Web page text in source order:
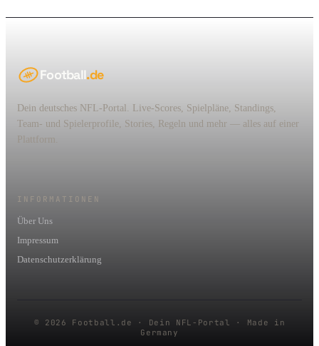
Football.de
Dein deutsches NFL-Portal. Live-Scores, Spielpläne, Standings,
Team- und Spielerprofile, Stories, Regeln und mehr — alles auf einer
Plattform.
INFORMATIONEN
Über Uns
Impressum
Datenschutzerklärung
© 2026 Football.de · Dein NFL-Portal · Made in
Germany